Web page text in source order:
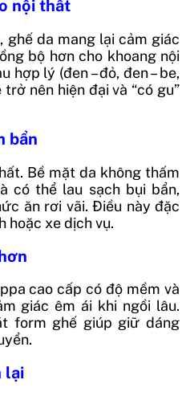
nội thất
ghế da mang lại cảm giác
bộ hơn cho khoang nội
lý (đen – đỏ, đen – be,
nên hiện đại và “có gu”
bẩn
Bề mặt da không thấm
có thể lau sạch bụi bẩn,
ăn rơi vãi. Điều này đặc
hoặc xe dịch vụ.
cao cấp có độ mềm và
giác êm ái khi ngồi lâu.
form ghế giúp giữ dáng
lại